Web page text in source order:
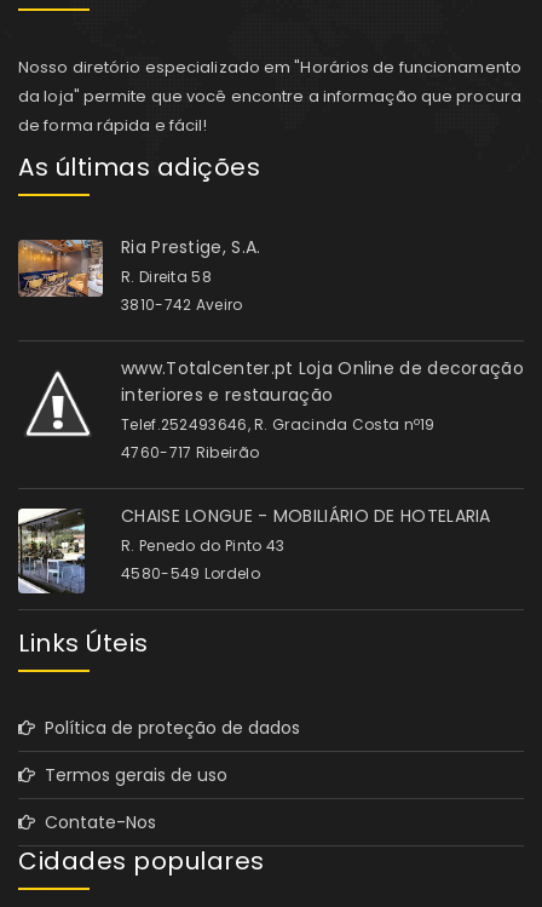
Nosso diretório especializado em "Horários de funcionamento
da loja" permite que você encontre a informação que procura
de forma rápida e fácil!
As últimas adições
Ria Prestige, S.A.
R. Direita 58
3810-742 Aveiro
www.Totalcenter.pt Loja Online de decoração
interiores e restauração
Telef.252493646, R. Gracinda Costa nº19
4760-717 Ribeirão
CHAISE LONGUE - MOBILIÁRIO DE HOTELARIA
R. Penedo do Pinto 43
4580-549 Lordelo
Links Úteis
Política de proteção de dados
Termos gerais de uso
Contate-Nos
Cidades populares